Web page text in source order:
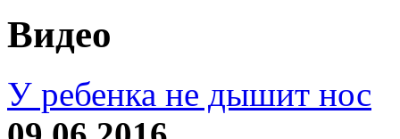
Видео
У ребенка не дышит нос